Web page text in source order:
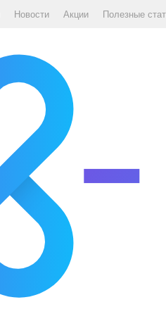
Новости Акции Полезные